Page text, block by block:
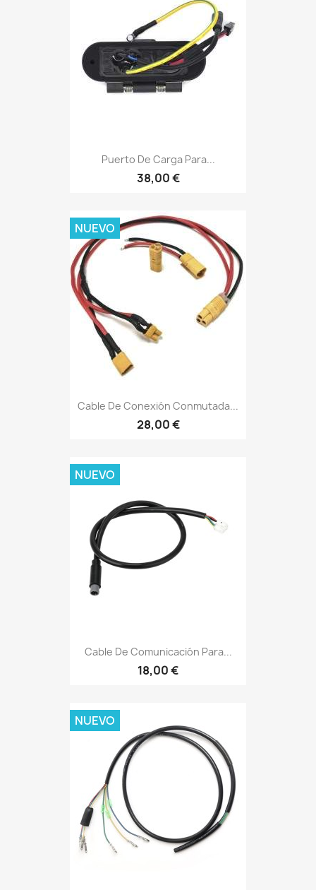
Puerto De Carga Para...
38,00 €
Cable De Conexión Conmutada...
28,00 €
NUEVO
Cable De Comunicación Para...
18,00 €
NUEVO
NUEVO